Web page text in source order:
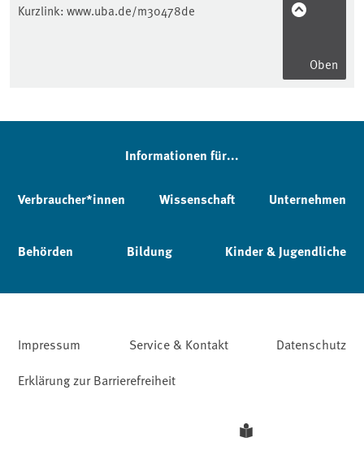
Kurzlink: www.uba.de/m30478de
Oben
Informationen für...
Verbraucher*innen Wissenschaft Unternehmen
Behörden Bildung Kinder & Jugendliche
Impressum Service & Kontakt
Datenschutz
Erklärung zur Barrierefreiheit